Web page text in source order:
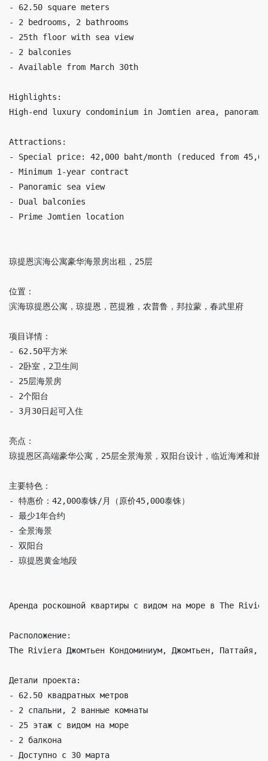
- 62.50 square meters
- 2 bedrooms, 2 bathrooms
- 25th floor with sea view
- 2 balconies
- Available from March 30th
Highlights:
High-end luxury condominium in Jomtien area,
Attractions:
- Special price: 42,000 baht/month (reduced from
- Minimum 1-year contract
- Panoramic sea view
- Dual balconies
- Prime Jomtien location
琼提恩滨海公寓豪华海景房出租，25层
位置：
滨海琼提恩公寓，琼提恩，芭提雅，农普鲁，邦拉蒙，春武里府
项目详情：
- 62.50平方米
- 2卧室，2卫生间
- 25层海景房
- 2个阳台
- 3月30日起可入住
亮点：
琼提恩区高端豪华公寓，25层全景海景，双阳台设计，临近海滩和旅
主要特色：
- 特惠价：42,000泰铢/月（原价45,000泰铢）
- 最少1年合约
- 全景海景
- 双阳台
- 琼提恩黄金地段
Аренда роскошной квартиры с видом на море в The
Расположение:
The Riviera Джомтьен Кондоминиум, Джомтьен, Паттайя,
Детали проекта:
- 62.50 квадратных метров
- 2 спальни, 2 ванные комнаты
- 25 этаж с видом на море
- 2 балкона
- Доступно с 30 марта